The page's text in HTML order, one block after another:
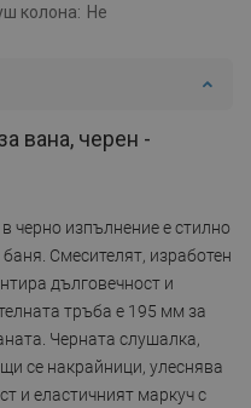
колона: Не
вана, черен -
черно изпълнение е стилно
Смесителят, изработен
дълговечност и
тръба е 195 мм за
Черната слушалка,
се накрайници, улеснява
и еластичният маркуч с